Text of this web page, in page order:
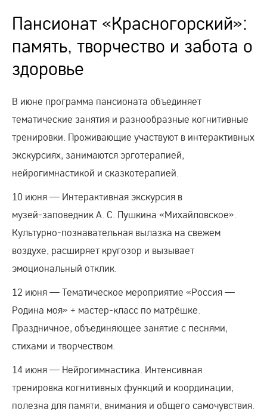
Пансионат «Красногорский»:
память, творчество и забота о
здоровье
В июне программа пансионата объединяет
тематические занятия и разнообразные когнитивные
тренировки. Проживающие участвуют в интерактивных
экскурсиях, занимаются эрготерапией,
нейрогимнастикой и сказкотерапией.
10 июня — Интерактивная экскурсия в
музей‑заповедник А. С. Пушкина «Михайловское».
Культурно‑познавательная вылазка на свежем
воздухе, расширяет кругозор и вызывает
эмоциональный отклик.
12 июня — Тематическое мероприятие «Россия —
Родина моя» + мастер‑класс по матрёшке.
Праздничное, объединяющее занятие с песнями,
стихами и творчеством.
14 июня — Нейрогимнастика. Интенсивная
тренировка когнитивных функций и координации,
полезна для памяти, внимания и общего самочувствия.